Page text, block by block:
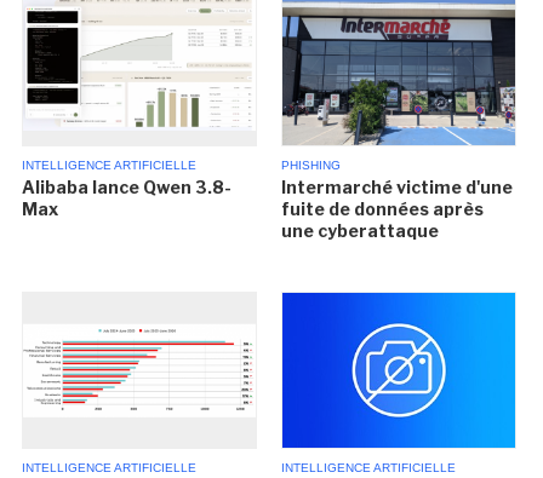
INTELLIGENCE ARTIFICIELLE
Alibaba lance Qwen 3.8-
Max
PHISHING
Intermarché victime d'une
fuite de données après
une cyberattaque
INTELLIGENCE ARTIFICIELLE INTELLIGENCE ARTIFICIELLE